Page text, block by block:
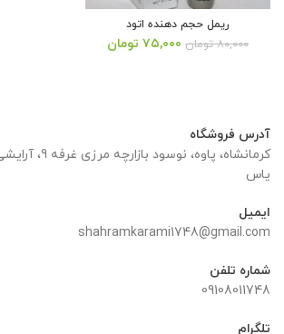
ریمل حجم دهنده اتود
۸۰,۰۰۰ تومان قیمت
۷۵,۰۰۰ تومان
آدرس فروشگاه
کرمانشاه، پاوه،
یاس
ایمیل
shahramkarami1748@gmail.com
شماره تلفن
09108011748
تلگرام